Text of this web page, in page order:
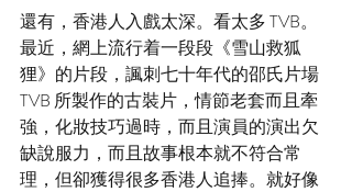
還有，香港人入戲太深。看太多 TVB。
最近，網上流行着一段段《雪山救狐
狸》的片段，諷刺七十年代的邵氏片場
TVB 所製作的古裝片，情節老套而且牽
強，化妝技巧過時，而且演員的演出欠
缺說服力，而且故事根本就不符合常
理，但卻獲得很多香港人追捧。就好像